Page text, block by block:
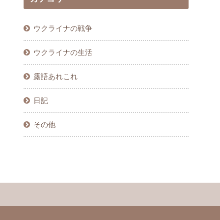
ウクライナの戦争
ウクライナの生活
露語あれこれ
日記
その他